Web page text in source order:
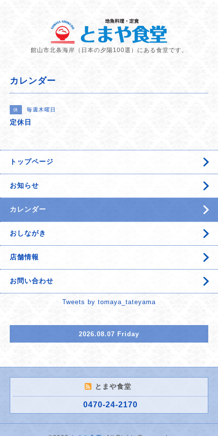
館山市北条海岸（日本の夕陽100選）にある食堂です。
カレンダー
休 毎週木曜日
定休日
トップページ
お知らせ
カレンダー
おしながき
店舗情報
お問い合わせ
Tweets by tomaya_tateyama
2026.08.07 Friday
とまや食堂
0470-24-2170